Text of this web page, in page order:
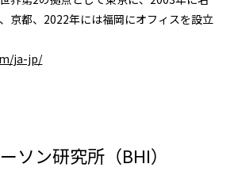
京都、2022年には福岡にオフィスを設立
ja-jp/
ソン研究所（BHI）